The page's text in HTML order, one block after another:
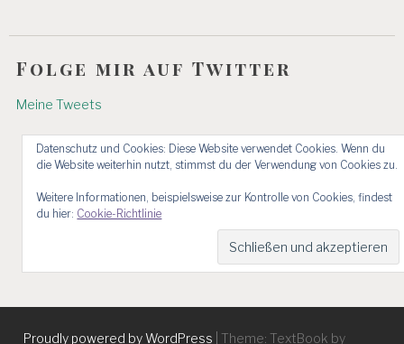
Folge mir auf Twitter
Meine Tweets
Datenschutz und Cookies: Diese Website verwendet Cookies. Wenn du
die Website weiterhin nutzt, stimmst du der Verwendung von Cookies zu.
Weitere Informationen, beispielsweise zur Kontrolle von Cookies, findest
du hier: Cookie-Richtlinie
Proudly powered by WordPress
Theme: TextBook by